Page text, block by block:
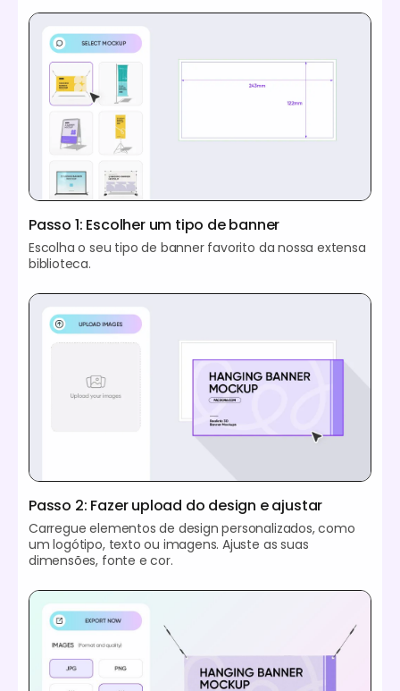
Passo 1: Escolher um tipo de banner
Escolha o seu tipo de banner favorito da nossa extensa
biblioteca.
Passo 2: Fazer upload do design e ajustar
Carregue elementos de design personalizados, como
um logótipo, texto ou imagens. Ajuste as suas
dimensões, fonte e cor.